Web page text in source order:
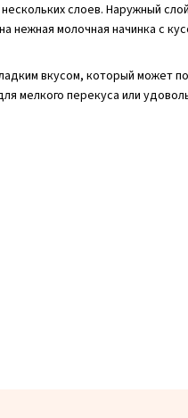
слоев. Наружный
молочная начинка с
вкусом, который может
мелкого перекуса или